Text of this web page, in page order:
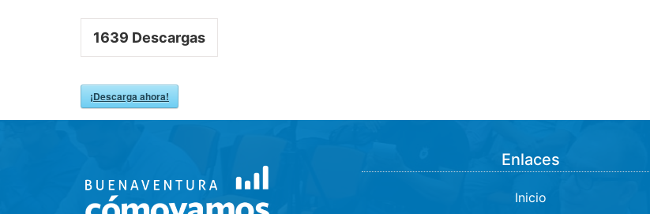
1639 Descargas
¡Descarga ahora!
Enlaces
Inicio